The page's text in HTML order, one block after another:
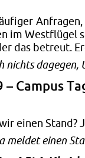
im West­flü­gel
das be­treut.
nichts
– Cam­pus
einen Stand?
mel­det einen